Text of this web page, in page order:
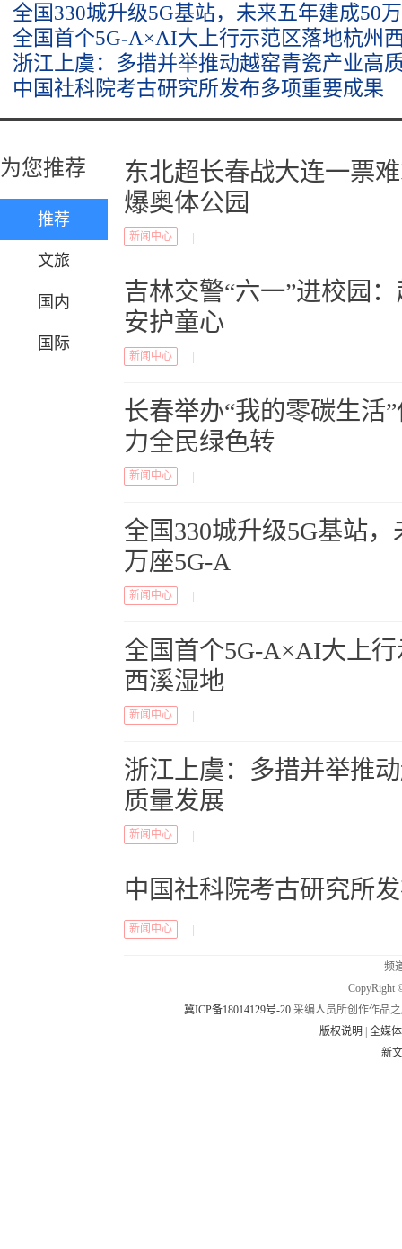
全国330城升级5G基站，未来五年建成50
全国首个5G-A×AI大上行示范区落地杭州
浙江上虞：多措并举推动越窑青瓷产业高
中国社科院考古研究所发布多项重要成果
为您推荐
推荐
文旅
国内
国际
东北超长春战大连一票
爆奥体公园
新闻中心
吉林交警“六一”进校园
安护童心
新闻中心
长春举办“我的零碳生活
力全民绿色转
新闻中心
全国330城升级5G基站
万座5G-A
新闻中心
全国首个5G-A×AI大上
西溪湿地
新闻中心
浙江上虞：多措并举推
质量发展
新闻中心
中国社科院考古研究所
新闻中心
频
CopyRight
冀ICP备18014129号-20 采编人员所创作作品
版权说明
|全媒
新